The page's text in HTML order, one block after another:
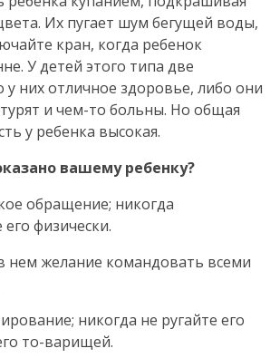
Их пугает шум бегущей воды,
кран, когда ребенок
У детей этого типа две
у них отличное здоровье, либо они
и чем-то больны. Но общая
у ребенка высокая.
вашему ребенку?
обращение; никогда
физически.
нем желание командовать всеми
никогда не ругайте его
то-варищей.